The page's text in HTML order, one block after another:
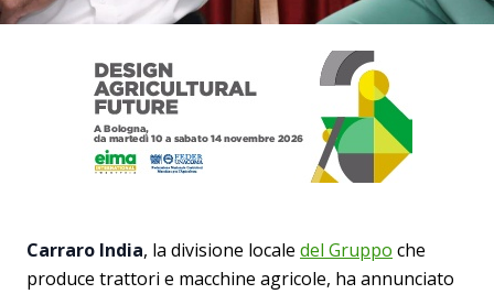
Carraro India, la divisione locale del Gruppo che
produce trattori e macchine agricole, ha annunciato